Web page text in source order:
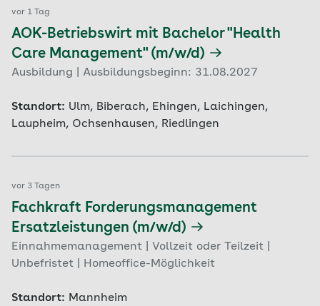
vor 1 Tag
AOK-Betriebswirt mit Bachelor "Health
Care Management" (m/w/d)
Ausbildung | Ausbildungsbeginn: 31.08.2027
Standort: Ulm, Biberach, Ehingen, Laichingen,
Laupheim, Ochsenhausen, Riedlingen
vor 3 Tagen
Fachkraft Forderungsmanagement
Ersatzleistungen (m/w/d)
Einnahmemanagement | Vollzeit oder Teilzeit |
Unbefristet | Homeoffice-Möglichkeit
Standort: Mannheim